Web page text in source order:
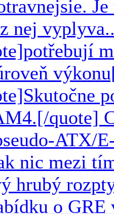
nej
quote]
ATX/
nic mezi
hrubý
o GRE